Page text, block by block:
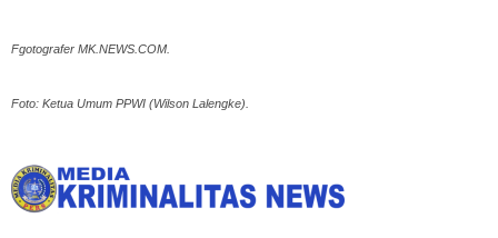
Fgotografer MK.NEWS.COM.
Foto: Ketua Umum PPWI (Wilson Lalengke).